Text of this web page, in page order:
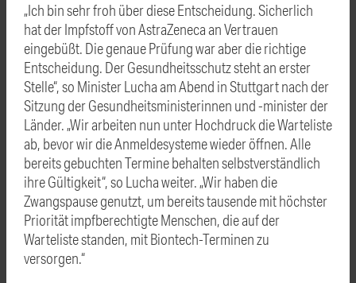
„Ich bin sehr froh über diese Entscheidung. Sicherlich
hat der Impfstoff von AstraZeneca an Vertrauen
eingebüßt. Die genaue Prüfung war aber die richtige
Entscheidung. Der Gesundheitsschutz steht an erster
Stelle“, so Minister Lucha am Abend in Stuttgart nach der
Sitzung der Gesundheitsministerinnen und -minister der
Länder. „Wir arbeiten nun unter Hochdruck die Warteliste
ab, bevor wir die Anmeldesysteme wieder öffnen. Alle
bereits gebuchten Termine behalten selbstverständlich
ihre Gültigkeit“, so Lucha weiter. „Wir haben die
Zwangspause genutzt, um bereits tausende mit höchster
Priorität impfberechtigte Menschen, die auf der
Warteliste standen, mit Biontech-Terminen zu
versorgen.“